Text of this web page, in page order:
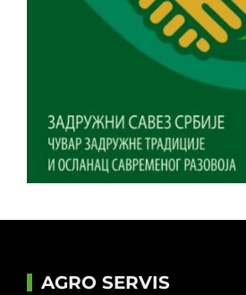
AGRO SERVIS